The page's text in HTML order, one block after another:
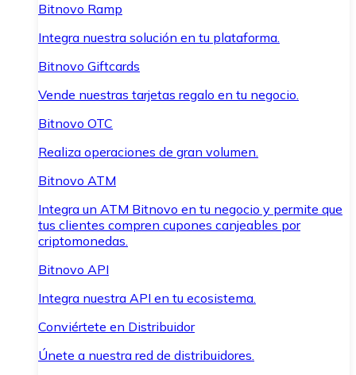
Bitnovo Ramp
Integra nuestra solución en tu plataforma.
Bitnovo Giftcards
Vende nuestras tarjetas regalo en tu negocio.
Bitnovo OTC
Realiza operaciones de gran volumen.
Bitnovo ATM
Integra un ATM Bitnovo en tu negocio y permite que
tus clientes compren cupones canjeables por
criptomonedas.
Bitnovo API
Integra nuestra API en tu ecosistema.
Conviértete en Distribuidor
Únete a nuestra red de distribuidores.